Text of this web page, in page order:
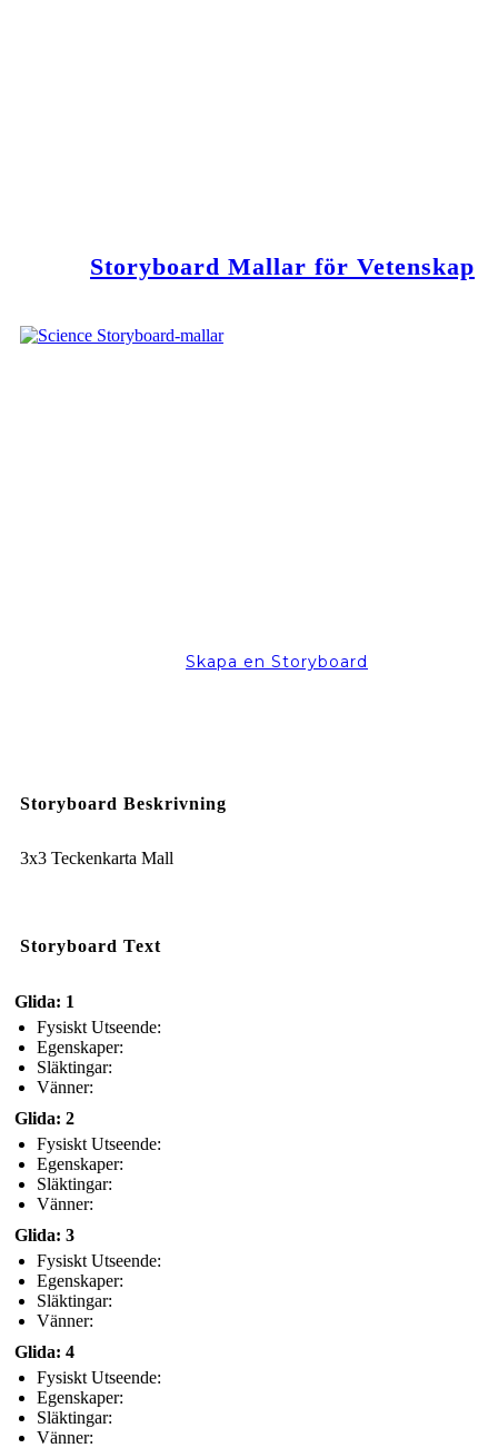
Storyboard Mallar för Vetenskap
Skapa en Storyboard
Storyboard Beskrivning
3x3 Teckenkarta Mall
Storyboard Text
Glida: 1
Fysiskt Utseende:
Egenskaper:
Släktingar:
Vänner:
Glida: 2
Fysiskt Utseende:
Egenskaper:
Släktingar:
Vänner:
Glida: 3
Fysiskt Utseende:
Egenskaper:
Släktingar:
Vänner:
Glida: 4
Fysiskt Utseende:
Egenskaper:
Släktingar:
Vänner: